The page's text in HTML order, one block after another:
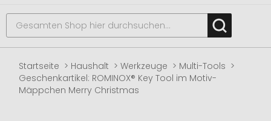
Startseite Haushalt Werkzeuge
Multi-Tools
Geschenkartikel: ROMINOX® Key Tool im Motiv-
Mäppchen Merry Christmas